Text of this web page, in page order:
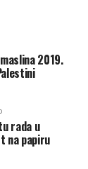
2019.
rada u
na papiru